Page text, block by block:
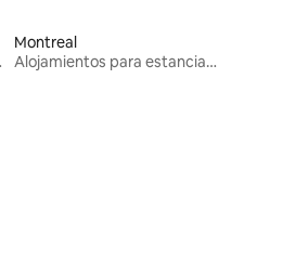
Montreal
Alojamientos para estancias largas